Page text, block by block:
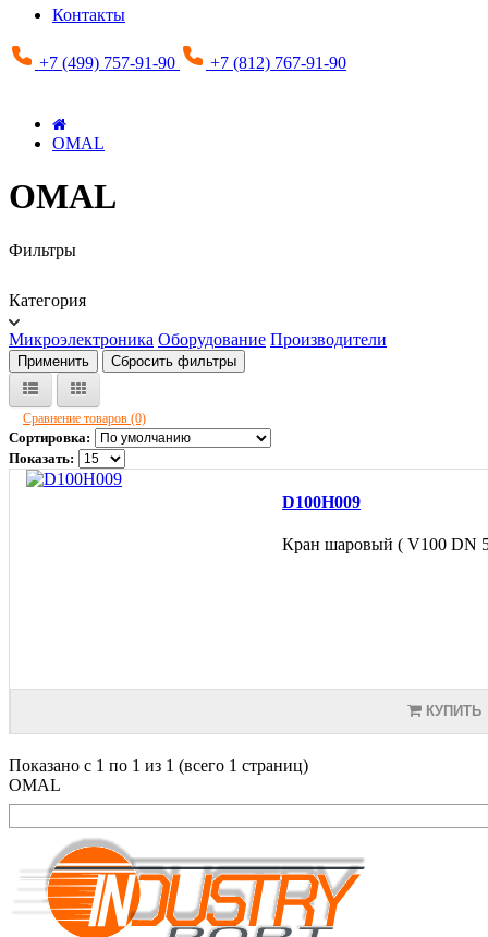
Контакты
+7 (499) 757-91-90 +7 (812) 767-91-90
OMAL
OMAL
Фильтры
Категория
Микроэлектроника Оборудование Производители
Применить Сбросить фильтры
Сравнение товаров (0)
Сортировка:
Показать:
D100H009
Кран шаровый ( V100 DN
КУПИТЬ
Показано с 1 по 1 из 1 (всего 1 страниц)
OMAL